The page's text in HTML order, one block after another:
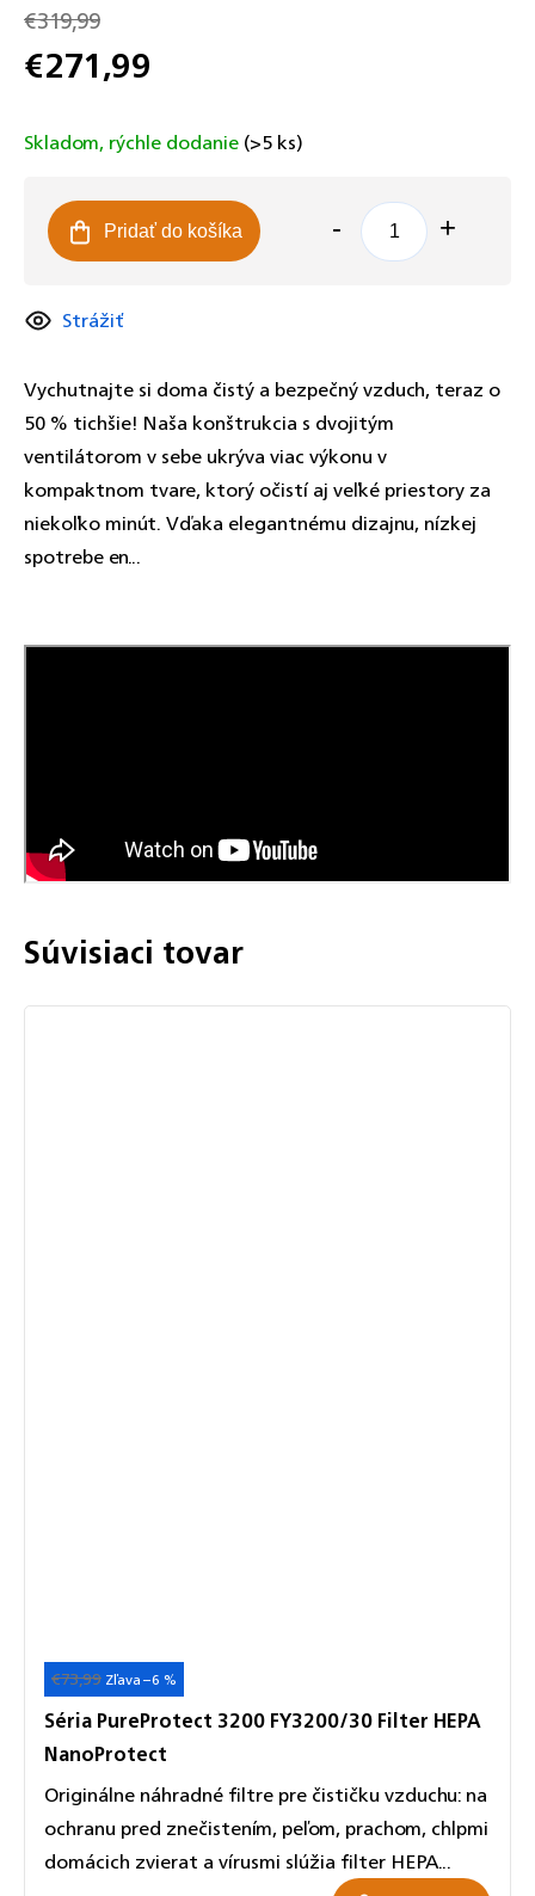
€319,99
€271,99
cena:
Skladom, rýchle dodanie(>5 ks)
Pridať do košíka
Vychutnajte si doma čistý a bezpečný vzduch, teraz o
50 % tichšie! Naša konštrukcia s dvojitým
ventilátorom v sebe ukrýva viac výkonu v
kompaktnom tvare, ktorý očistí aj veľké priestory za
niekoľko minút. Vďaka elegantnému dizajnu, nízkej
spotrebe en...
Strážiť
Súvisiaci tovar
€73,99 –6 %
Séria PureProtect 3200 FY3200/30 Filter HEPA
NanoProtect
Originálne náhradné filtre pre čističku vzduchu: na
ochranu pred znečistením, peľom, prachom, chlpmi
domácich zvierat a vírusmi slúžia filter HEPA...